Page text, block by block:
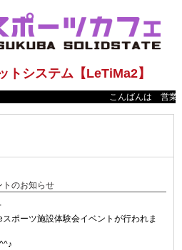
トシステム【LeTiMa2】
こんばんは 営業
のお知らせ
ポーツ施設体験会イベントが行われま